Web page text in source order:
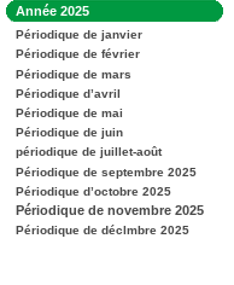
à
la
recherche
Dans
la
rubrique
:
Année 2025
Périodique de janvier
Périodique de février
Périodique de mars
Périodique d’avril
Périodique de mai
Périodique de juin
périodique de juillet-août
Périodique de septembre 2025
Périodique d’octobre 2025
Périodique de novembre 2025
Périodique de déclmbre 2025